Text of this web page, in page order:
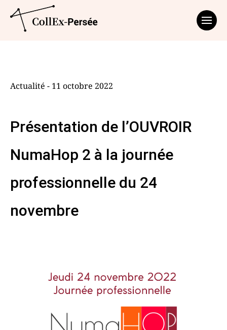
Actualité - 11 octobre 2022
Présentation de l’OUVROIR
NumaHop 2 à la journée
professionnelle du 24
novembre